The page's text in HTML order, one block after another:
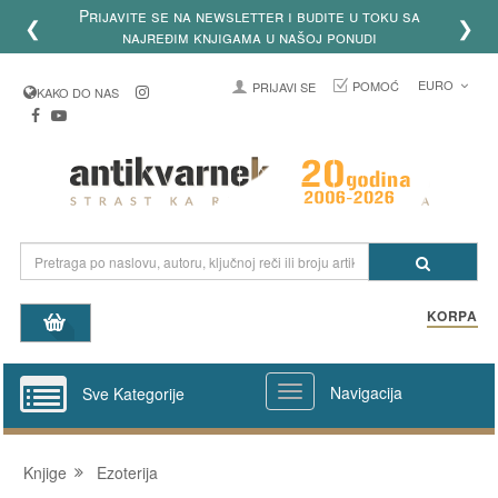
❮
Prijavite se na newsletter i budite u toku sa
najređim knjigama u našoj ponudi
❯
KAKO DO NAS PRIJAVI SE POMOĆ EURO
KORPA
Sve Kategorije Navigacija
Knjige Ezoterija